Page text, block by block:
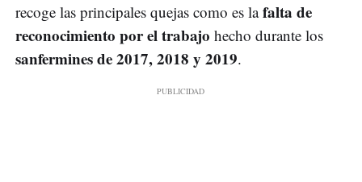
recoge las principales quejas como es lafalta de
reconocimiento por el trabajo hecho durante los
sanfermines de 2017, 2018 y 2019.